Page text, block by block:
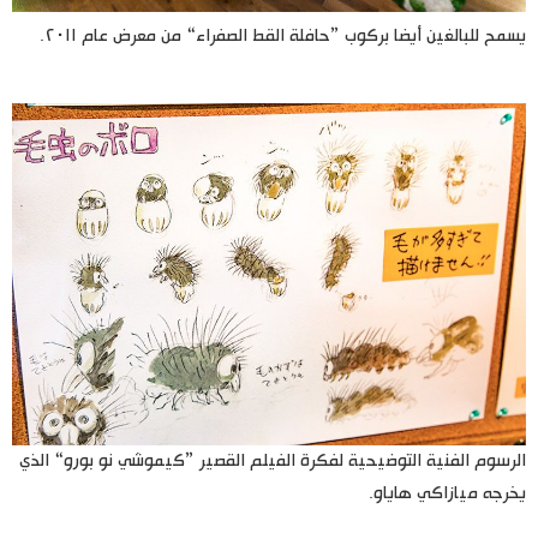
يسمح للبالغين أيضا بركوب ”حافلة القط الصفراء“ من معرض عام ٢٠١١.
الرسوم الفنية التوضيحية لفكرة الفيلم القصير ”كيموشي نو بورو“ الذي
يخرجه ميازاكي هاياو.